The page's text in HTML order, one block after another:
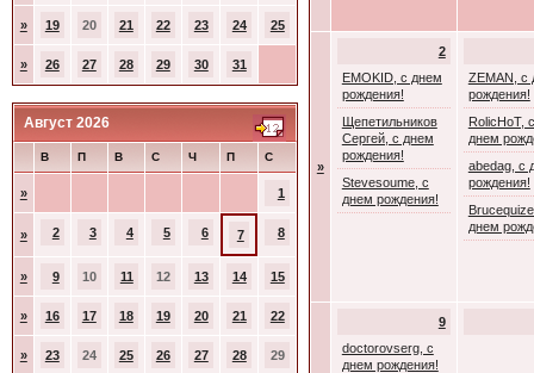
» 19 20 21 22 23 24 25
» 26 27 28 29 30 31
Август 2026
В П В С Ч П С
» 1
» 2 3 4 5 6 7 8
» 9 10 11 12 13 14 15
» 16 17 18 19 20 21 22
» 23 24 25 26 27 28 29
»
2
EMOKID, с днем
рождения!
Щепетильников
Сергей, с днем
рождения!
Stevesoume, с
днем рождения!
ZEMAN, с
рождения!
RolicHoT, с
днем
abedag, с
рождения!
днем
9
doctorovserg, с
днем рождения!